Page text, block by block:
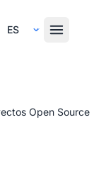
Select Language
Open Source